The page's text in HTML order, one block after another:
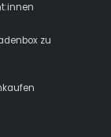
zu